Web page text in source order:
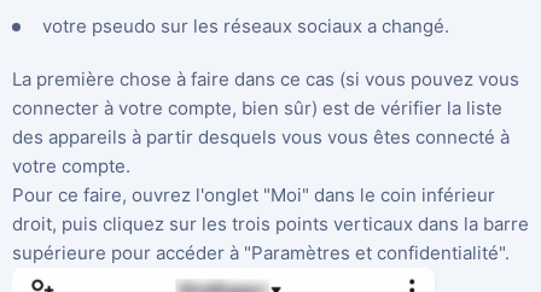
votre pseudo sur les réseaux sociaux a changé.
La première chose à faire dans ce cas (si vous pouvez vous
connecter à votre compte, bien sûr) est de vérifier la liste
des appareils à partir desquels vous vous êtes connecté à
votre compte.
Pour ce faire, ouvrez l'onglet "Moi" dans le coin inférieur
droit, puis cliquez sur les trois points verticaux dans la barre
supérieure pour accéder à "Paramètres et confidentialité".